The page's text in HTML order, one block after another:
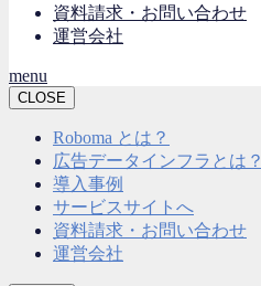
資料請求・お問い合わせ
運営会社
menu
CLOSE
Roboma とは？
広告データインフラとは？
導入事例
サービスサイトへ
資料請求・お問い合わせ
運営会社